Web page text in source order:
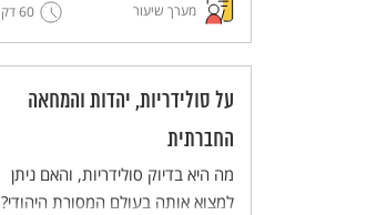
מערך שיעור 60 דקות
על סולידריות, יהדות והמחאה
החברתית
מה היא בדיוק סולידריות, והאם ניתן
למצוא אותה בעולם המסורת היהודי?